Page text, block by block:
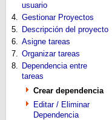
usuario
4. Gestionar Proyectos
5. Descripción del proyecto
6. Asigne tareas
7. Organizar tareas
8. Dependencia entre
tareas
Crear dependencia
Editar / Eliminar
Dependencia